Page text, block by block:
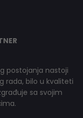
postojanja nastoji
rada, bilo u kvaliteti
sa svojim